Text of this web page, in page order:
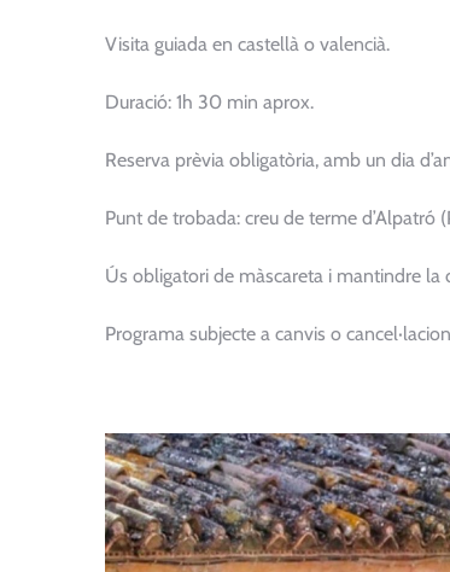
Visita guiada en castellà o valencià.
Duració: 1h 30 min aprox.
Reserva prèvia obligatòria, amb un dia
Punt de trobada: creu de terme d’Alpatró
Ús obligatori de màscareta i mantindre la
Programa subjecte a canvis o